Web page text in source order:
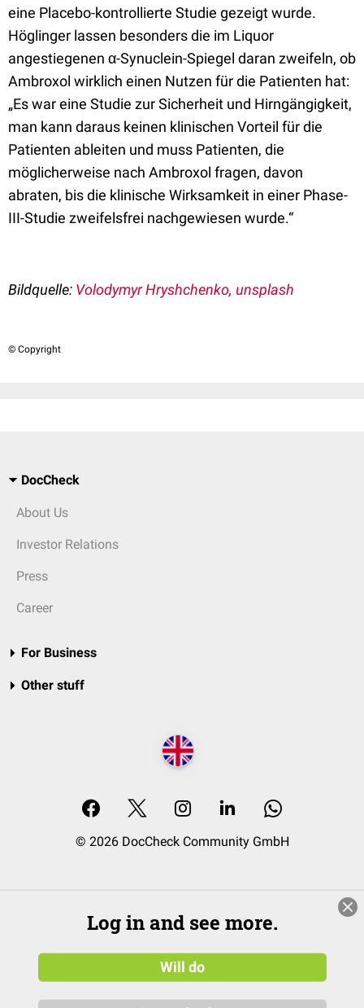
eine Placebo-kontrollierte Studie gezeigt wurde.
Höglinger lassen besonders die im Liquor
angestiegenen α-Synuclein-Spiegel daran zweifeln, ob
Ambroxol wirklich einen Nutzen für die Patienten hat:
„Es war eine Studie zur Sicherheit und Hirngängigkeit,
man kann daraus keinen klinischen Vorteil für die
Patienten ableiten und muss Patienten, die
möglicherweise nach Ambroxol fragen, davon
abraten, bis die klinische Wirksamkeit in einer Phase-
III-Studie zweifelsfrei nachgewiesen wurde.“
Bildquelle: Volodymyr Hryshchenko, unsplash
© Copyright
DocCheck
About Us
Investor Relations
Press
Career
For Business
Other stuff
© 2026 DocCheck Community GmbH
Log in and see more.
Will do